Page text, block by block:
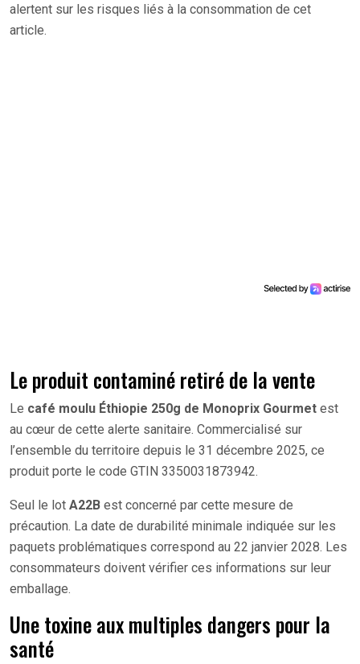
alertent sur les risques liés à la consommation de cet
article.
Le produit contaminé retiré de la vente
Le café moulu Éthiopie 250g de Monoprix Gourmet est
au cœur de cette alerte sanitaire. Commercialisé sur
l’ensemble du territoire depuis le 31 décembre 2025, ce
produit porte le code GTIN 3350031873942.
Seul le lot A22B est concerné par cette mesure de
précaution. La date de durabilité minimale indiquée sur les
paquets problématiques correspond au 22 janvier 2028. Les
consommateurs doivent vérifier ces informations sur leur
emballage.
Une toxine aux multiples dangers pour la
santé